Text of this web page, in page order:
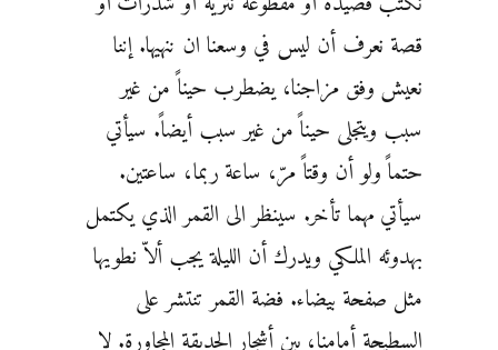
قصة نعرف أن ليس في وسعنا ان ننهيها. إننا
نعيش وفق مزاجنا، يضطرب حيناً من غير
سبب ويتجلى حيناً من غير سبب أيضاً. سيأتي
حتماً ولو أن وقتاً مرّ، ساعة ربما، ساعتين.
سيأتي مهما تأخر. سينظر الى القمر الذي يكتمل
بهدوئه الملكي ويدرك أن الليلة يجب ألاّ نطويها
مثل صفحة بيضاء. فضة القمر تنتشر على
السطيحة أمامنا، بين أشجار الحديقة المجاورة. لا